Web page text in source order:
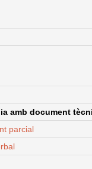
amb document
parcial